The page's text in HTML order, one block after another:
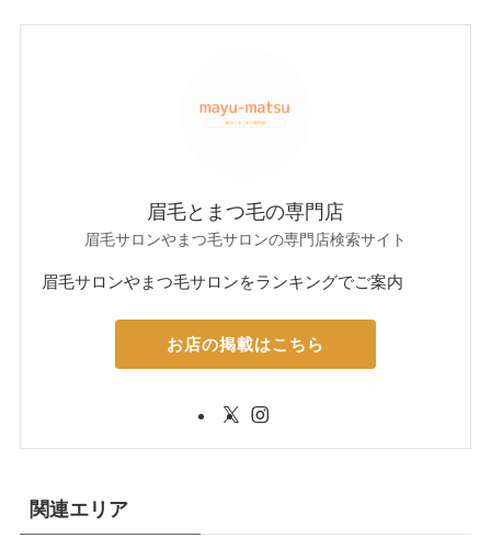
眉毛とまつ毛の専門店
眉毛サロンやまつ毛サロンの専門店検索サイト
眉毛サロンやまつ毛サロンをランキングでご案内
お店の掲載はこちら
関連エリア